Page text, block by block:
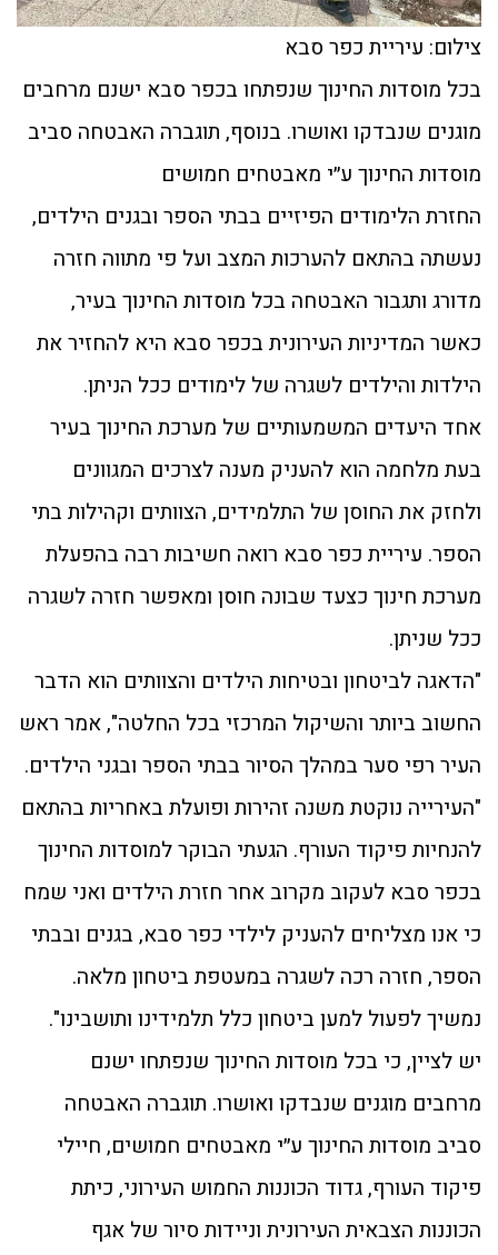
צילום: עיריית כפר סבא
בכל מוסדות החינוך שנפתחו בכפר סבא ישנם מרחבים
מוגנים שנבדקו ואושרו. בנוסף, תוגברה האבטחה סביב
מוסדות החינוך ע״י מאבטחים חמושים
החזרת הלימודים הפיזיים בבתי הספר ובגנים הילדים,
נעשתה בהתאם להערכות המצב ועל פי מתווה חזרה
מדורג ותגבור האבטחה בכל מוסדות החינוך בעיר,
כאשר המדיניות העירונית בכפר סבא היא להחזיר את
הילדות והילדים לשגרה של לימודים ככל הניתן.
אחד היעדים המשמעותיים של מערכת החינוך בעיר
בעת מלחמה הוא להעניק מענה לצרכים המגוונים
ולחזק את החוסן של התלמידים, הצוותים וקהילות בתי
הספר. עיריית כפר סבא רואה חשיבות רבה בהפעלת
מערכת חינוך כצעד שבונה חוסן ומאפשר חזרה לשגרה
ככל שניתן.
"הדאגה לביטחון ובטיחות הילדים והצוותים הוא הדבר
החשוב ביותר והשיקול המרכזי בכל החלטה", אמר ראש
העיר רפי סער במהלך הסיור בבתי הספר ובגני הילדים.
"העירייה נוקטת משנה זהירות ופועלת באחריות בהתאם
להנחיות פיקוד העורף. הגעתי הבוקר למוסדות החינוך
בכפר סבא לעקוב מקרוב אחר חזרת הילדים ואני שמח
כי אנו מצליחים להעניק לילדי כפר סבא, בגנים ובבתי
הספר, חזרה רכה לשגרה במעטפת ביטחון מלאה.
נמשיך לפעול למען ביטחון כלל תלמידינו ותושבינו".
יש לציין, כי בכל מוסדות החינוך שנפתחו ישנם
מרחבים מוגנים שנבדקו ואושרו. תוגברה האבטחה
סביב מוסדות החינוך ע״י מאבטחים חמושים, חיילי
פיקוד העורף, גדוד הכוננות החמוש העירוני, כיתת
הכוננות הצבאית העירונית וניידות סיור של אגף